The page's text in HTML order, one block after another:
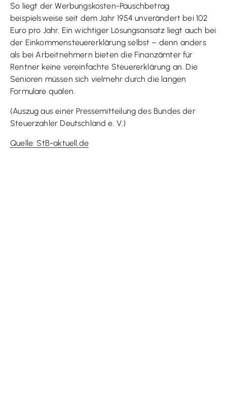
So liegt der Werbungskosten-Pauschbetrag
beispielsweise seit dem Jahr 1954 unverändert bei 102
Euro pro Jahr. Ein wichtiger Lösungsansatz liegt auch bei
der Einkommensteuererklärung selbst – denn anders
als bei Arbeitnehmern bieten die Finanzämter für
Rentner keine vereinfachte Steuererklärung an. Die
Senioren müssen sich vielmehr durch die langen
Formulare quälen.
(Auszug aus einer Pressemitteilung des Bundes der
Steuerzahler Deutschland e. V.)
Quelle: StB-aktuell.de